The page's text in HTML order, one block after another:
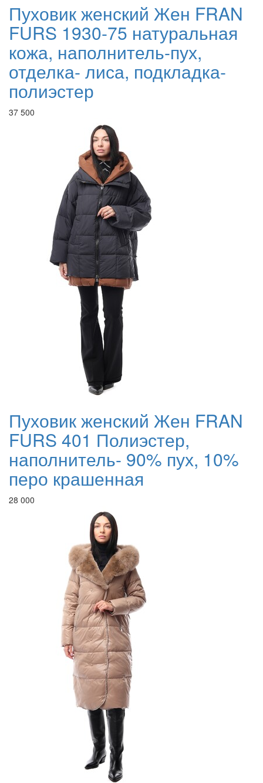
Пуховик женский Жен FRAN
FURS 1930-75 натуральная
кожа, наполнитель-пух,
отделка- лиса, подкладка-
полиэстер
37 500
Пуховик женский Жен FRAN
FURS 401 Полиэстер,
наполнитель- 90% пух, 10%
перо крашенная
28 000